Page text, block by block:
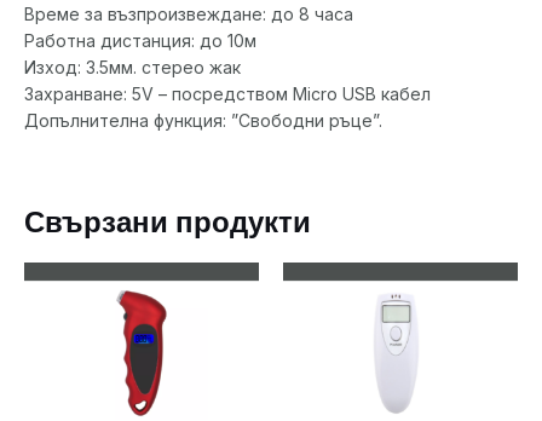
Време за възпроизвеждане: до 8 часа
Работна дистанция: до 10м
Изход: 3.5мм. стерео жак
Захранване: 5V – посредством Micro USB кабел
Допълнителна функция: ”Свободни ръце”.
Свързани продукти